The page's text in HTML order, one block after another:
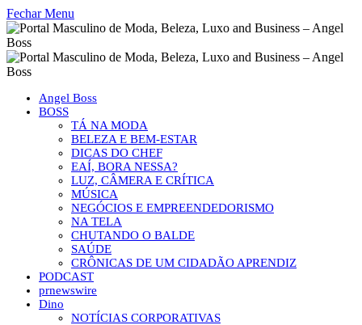
Fechar Menu
Angel Boss
BOSS
TÁ NA MODA
BELEZA E BEM-ESTAR
DICAS DO CHEF
EAÍ, BORA NESSA?
LUZ, CÂMERA E CRÍTICA
MÚSICA
NEGÓCIOS E EMPREENDEDORISMO
NA TELA
CHUTANDO O BALDE
SAÚDE
CRÔNICAS DE UM CIDADÃO APRENDIZ
PODCAST
prnewswire
Dino
NOTÍCIAS CORPORATIVAS